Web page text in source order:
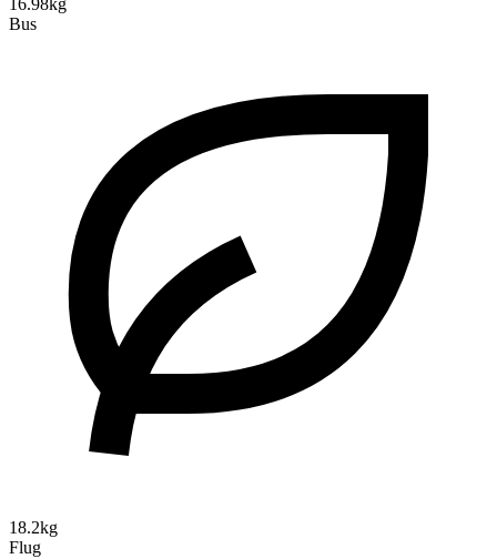
16.98kg
Bus
18.2kg
Flug